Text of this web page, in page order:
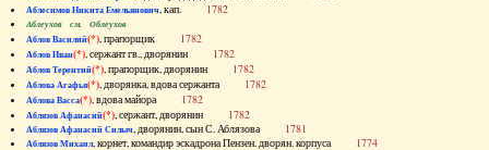
Аблесимов Никита Емельянович, кап. 1782
Аблеухов см. Облеухов
Аблов Василий(*), прапорщик 1782
Аблов Иван(*), сержант гв., дворянин 1782
Аблов Терентий(*), прапорщик, дворянин 1782
Аблова Агафья(*), дворянка, вдова сержанта 1782
Аблова Васса(*), вдова майора 1782
Аблязов Афанасий(*), сержант, дворянин 1782
Аблязов Афанасий Силыч, дворянин, сын С. Аблязова 1781
Аблязов Михаил, корнет, командир эскадрона Пензен. дворян. корпуса 1774